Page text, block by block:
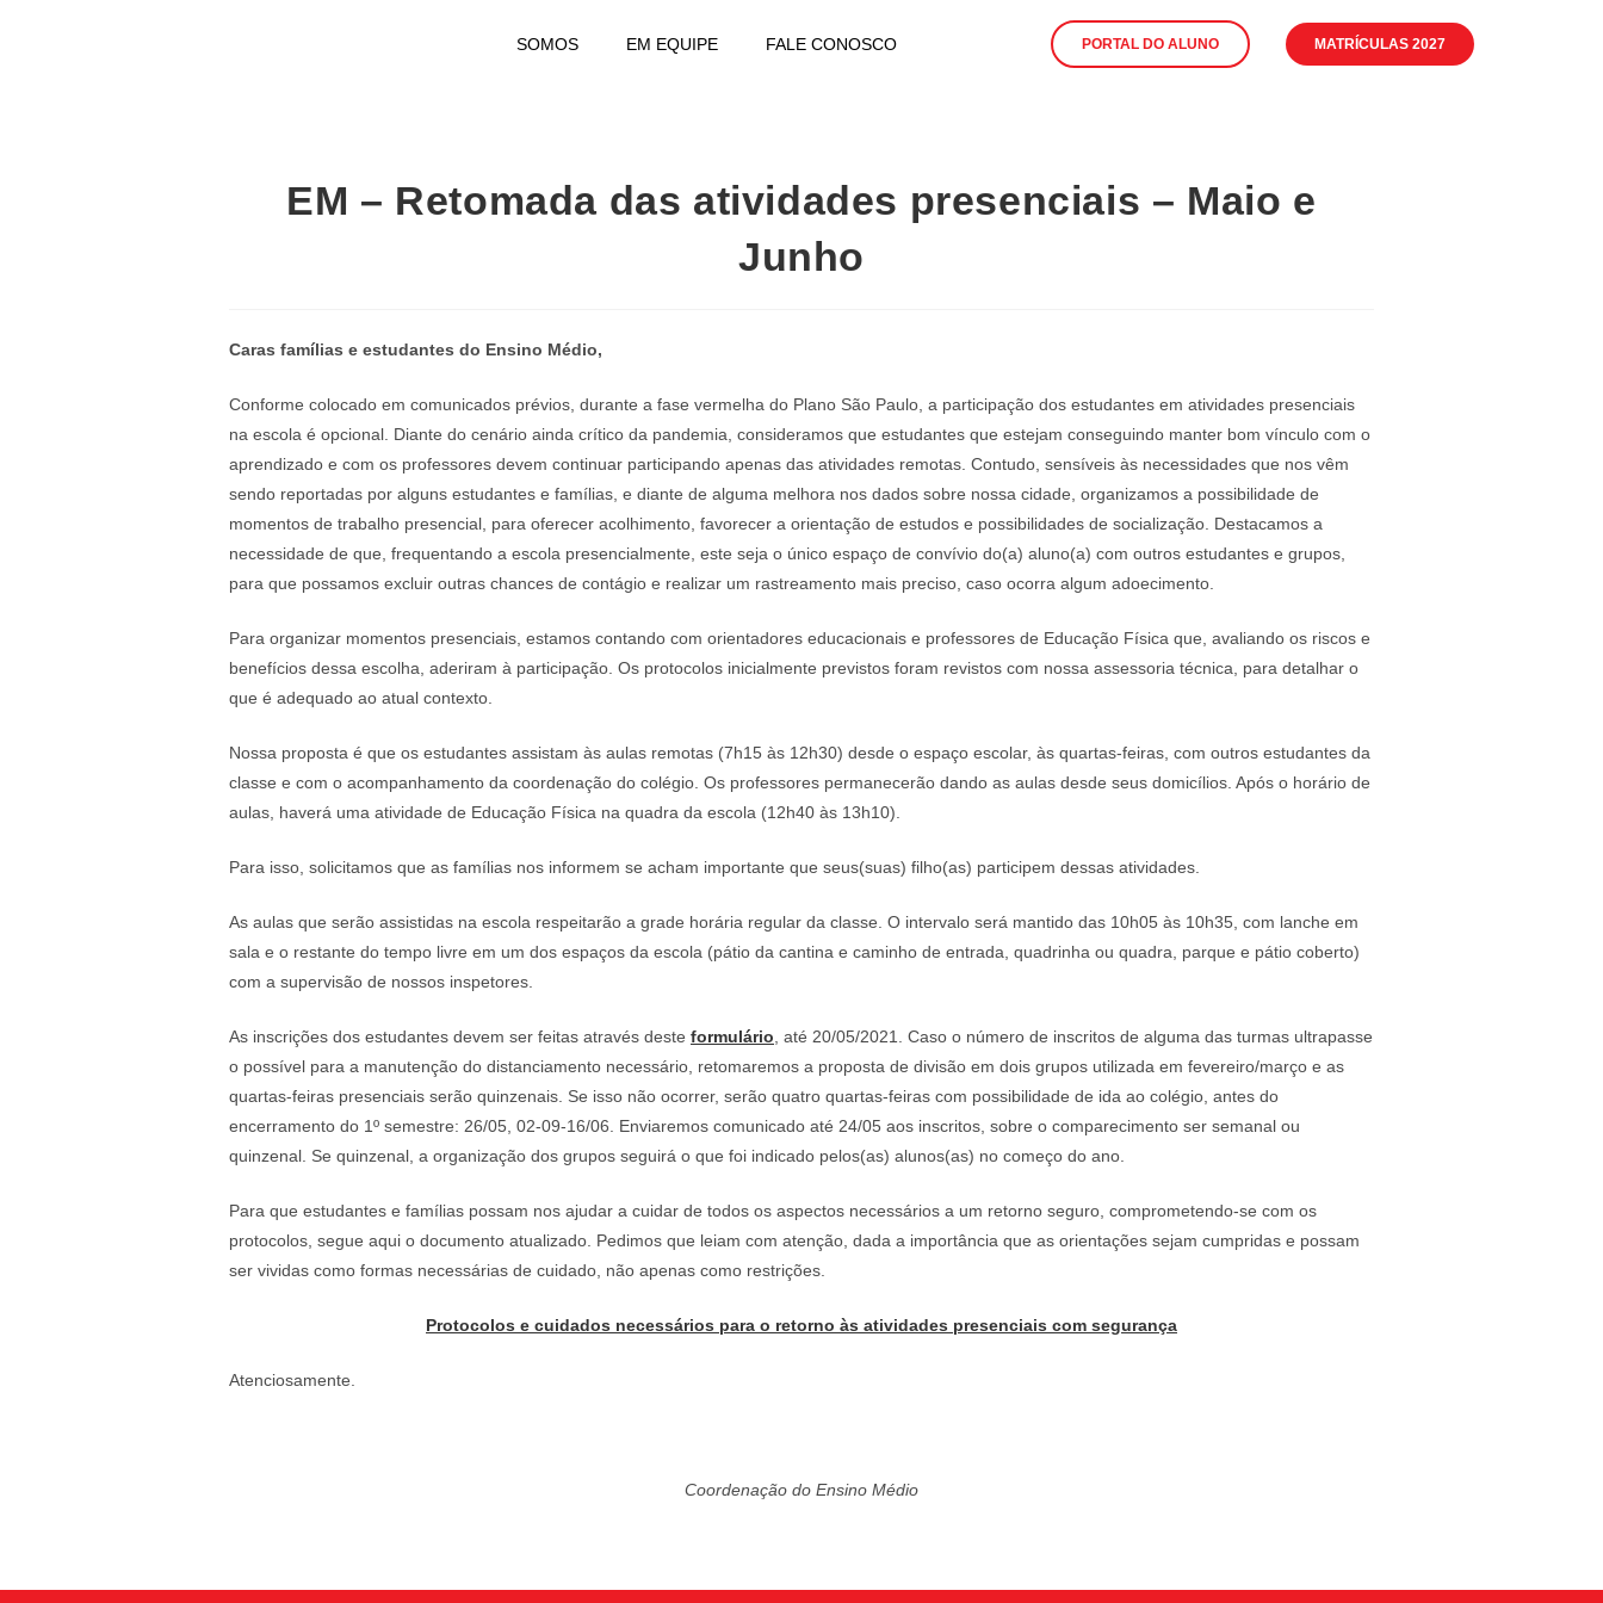
SOMOS EM EQUIPE FALE CONOSCO PORTAL DO ALUNO MATRÍCULAS 2027
EM – Retomada das atividades presenciais – Maio e
Junho
Caras famílias e estudantes do Ensino Médio,
Conforme colocado em comunicados prévios, durante a fase vermelha do Plano São Paulo, a participação dos estudantes em atividades presenciais
na escola é opcional. Diante do cenário ainda crítico da pandemia, consideramos que estudantes que estejam conseguindo manter bom vínculo com o
aprendizado e com os professores devem continuar participando apenas das atividades remotas. Contudo, sensíveis às necessidades que nos vêm
sendo reportadas por alguns estudantes e famílias, e diante de alguma melhora nos dados sobre nossa cidade, organizamos a possibilidade de
momentos de trabalho presencial, para oferecer acolhimento, favorecer a orientação de estudos e possibilidades de socialização. Destacamos a
necessidade de que, frequentando a escola presencialmente, este seja o único espaço de convívio do(a) aluno(a) com outros estudantes e grupos,
para que possamos excluir outras chances de contágio e realizar um rastreamento mais preciso, caso ocorra algum adoecimento.
Para organizar momentos presenciais, estamos contando com orientadores educacionais e professores de Educação Física que, avaliando os riscos e
benefícios dessa escolha, aderiram à participação. Os protocolos inicialmente previstos foram revistos com nossa assessoria técnica, para detalhar o
que é adequado ao atual contexto.
Nossa proposta é que os estudantes assistam às aulas remotas (7h15 às 12h30) desde o espaço escolar, às quartas-feiras, com outros estudantes da
classe e com o acompanhamento da coordenação do colégio. Os professores permanecerão dando as aulas desde seus domicílios. Após o horário de
aulas, haverá uma atividade de Educação Física na quadra da escola (12h40 às 13h10).
Para isso, solicitamos que as famílias nos informem se acham importante que seus(suas) filho(as) participem dessas atividades.
As aulas que serão assistidas na escola respeitarão a grade horária regular da classe. O intervalo será mantido das 10h05 às 10h35, com lanche em
sala e o restante do tempo livre em um dos espaços da escola (pátio da cantina e caminho de entrada, quadrinha ou quadra, parque e pátio coberto)
com a supervisão de nossos inspetores.
As inscrições dos estudantes devem ser feitas através deste formulário , até 20/05/2021. Caso o número de inscritos de alguma das turmas ultrapasse
o possível para a manutenção do distanciamento necessário, retomaremos a proposta de divisão em dois grupos utilizada em fevereiro/março e as
quartas-feiras presenciais serão quinzenais. Se isso não ocorrer, serão quatro quartas-feiras com possibilidade de ida ao colégio, antes do
encerramento do 1º semestre: 26/05, 02-09-16/06. Enviaremos comunicado até 24/05 aos inscritos, sobre o comparecimento ser semanal ou
quinzenal. Se quinzenal, a organização dos grupos seguirá o que foi indicado pelos(as) alunos(as) no começo do ano.
Para que estudantes e famílias possam nos ajudar a cuidar de todos os aspectos necessários a um retorno seguro, comprometendo-se com os
protocolos, segue aqui o documento atualizado. Pedimos que leiam com atenção, dada a importância que as orientações sejam cumpridas e possam
ser vividas como formas necessárias de cuidado, não apenas como restrições.
Protocolos e cuidados necessários para o retorno às atividades presenciais com segurança
Atenciosamente.
Coordenação do Ensino Médio